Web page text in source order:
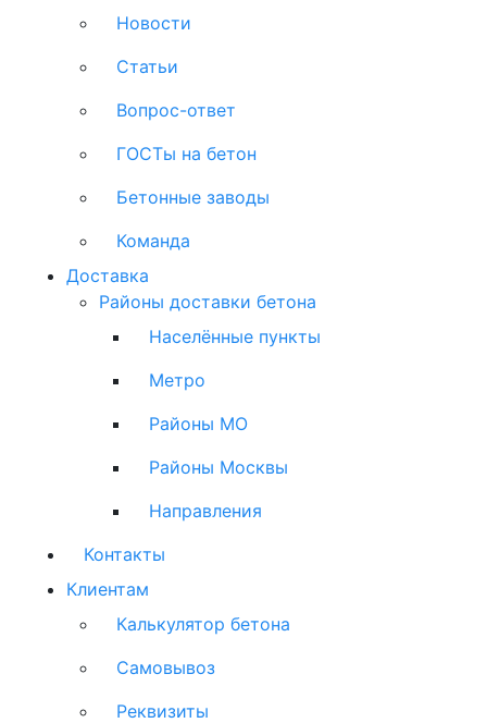
Новости
Статьи
Вопрос-ответ
ГОСТы на бетон
Бетонные заводы
Команда
Доставка
Районы доставки бетона
Населённые пункты
Метро
Районы МО
Районы Москвы
Направления
Контакты
Клиентам
Калькулятор бетона
Самовывоз
Реквизиты